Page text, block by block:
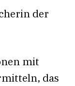
der
mit
das